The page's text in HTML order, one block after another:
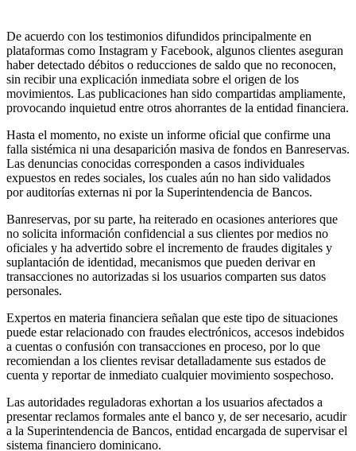
De acuerdo con los testimonios difundidos principalmente en
plataformas como Instagram y Facebook, algunos clientes aseguran
haber detectado débitos o reducciones de saldo que no reconocen,
sin recibir una explicación inmediata sobre el origen de los
movimientos. Las publicaciones han sido compartidas ampliamente,
provocando inquietud entre otros ahorrantes de la entidad financiera.
Hasta el momento, no existe un informe oficial que confirme una
falla sistémica ni una desaparición masiva de fondos en Banreservas.
Las denuncias conocidas corresponden a casos individuales
expuestos en redes sociales, los cuales aún no han sido validados
por auditorías externas ni por la Superintendencia de Bancos.
Banreservas, por su parte, ha reiterado en ocasiones anteriores que
no solicita información confidencial a sus clientes por medios no
oficiales y ha advertido sobre el incremento de fraudes digitales y
suplantación de identidad, mecanismos que pueden derivar en
transacciones no autorizadas si los usuarios comparten sus datos
personales.
Expertos en materia financiera señalan que este tipo de situaciones
puede estar relacionado con fraudes electrónicos, accesos indebidos
a cuentas o confusión con transacciones en proceso, por lo que
recomiendan a los clientes revisar detalladamente sus estados de
cuenta y reportar de inmediato cualquier movimiento sospechoso.
Las autoridades reguladoras exhortan a los usuarios afectados a
presentar reclamos formales ante el banco y, de ser necesario, acudir
a la Superintendencia de Bancos, entidad encargada de supervisar el
sistema financiero dominicano.